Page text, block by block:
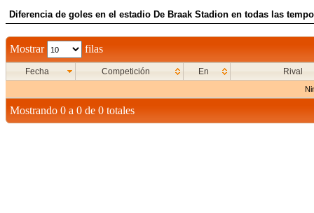
Diferencia de goles en el estadio De Braak Stadion en todas las
Mostrar filas
Fecha Competición En Rival
Mostrando 0 a 0 de 0 totales